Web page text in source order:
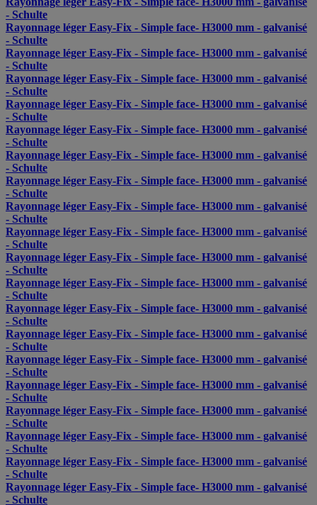
- Schulte
Rayonnage léger Easy-Fix - Simple face- H3000 mm - galvanisé
- Schulte
Rayonnage léger Easy-Fix - Simple face- H3000 mm - galvanisé
- Schulte
Rayonnage léger Easy-Fix - Simple face- H3000 mm - galvanisé
- Schulte
Rayonnage léger Easy-Fix - Simple face- H3000 mm - galvanisé
- Schulte
Rayonnage léger Easy-Fix - Simple face- H3000 mm - galvanisé
- Schulte
Rayonnage léger Easy-Fix - Simple face- H3000 mm - galvanisé
- Schulte
Rayonnage léger Easy-Fix - Simple face- H3000 mm - galvanisé
- Schulte
Rayonnage léger Easy-Fix - Simple face- H3000 mm - galvanisé
- Schulte
Rayonnage léger Easy-Fix - Simple face- H3000 mm - galvanisé
- Schulte
Rayonnage léger Easy-Fix - Simple face- H3000 mm - galvanisé
- Schulte
Rayonnage léger Easy-Fix - Simple face- H3000 mm - galvanisé
- Schulte
Rayonnage léger Easy-Fix - Simple face- H3000 mm - galvanisé
- Schulte
Rayonnage léger Easy-Fix - Simple face- H3000 mm - galvanisé
- Schulte
Rayonnage léger Easy-Fix - Simple face- H3000 mm - galvanisé
- Schulte
Rayonnage léger Easy-Fix - Simple face- H3000 mm - galvanisé
- Schulte
Rayonnage léger Easy-Fix - Simple face- H3000 mm - galvanisé
- Schulte
Rayonnage léger Easy-Fix - Simple face- H3000 mm - galvanisé
- Schulte
Rayonnage léger Easy-Fix - Simple face- H3000 mm - galvanisé
- Schulte
Rayonnage léger Easy-Fix - Simple face- H3000 mm - galvanisé
- Schulte